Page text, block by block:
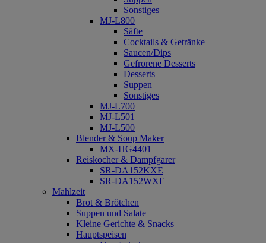
Sonstiges
MJ-L800
Säfte
Cocktails & Getränke
Saucen/Dips
Gefrorene Desserts
Desserts
Suppen
Sonstiges
MJ-L700
MJ-L501
MJ-L500
Blender & Soup Maker
MX-HG4401
Reiskocher & Dampfgarer
SR-DA152KXE
SR-DA152WXE
Mahlzeit
Brot & Brötchen
Suppen und Salate
Kleine Gerichte & Snacks
Hauptspeisen